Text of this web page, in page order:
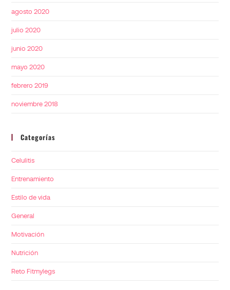
agosto 2020
julio 2020
junio 2020
mayo 2020
febrero 2019
noviembre 2018
Categorías
Celulitis
Entrenamiento
Estilo de vida
General
Motivación
Nutrición
Reto Fitmylegs